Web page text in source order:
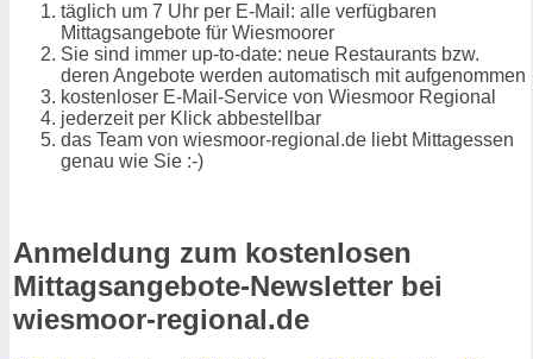
täglich um 7 Uhr per E-Mail: alle verfügbaren
Mittagsangebote für Wiesmoorer
Sie sind immer up-to-date: neue Restaurants bzw.
deren Angebote werden automatisch mit aufgenommen
kostenloser E-Mail-Service von Wiesmoor Regional
jederzeit per Klick abbestellbar
das Team von wiesmoor-regional.de liebt Mittagessen
genau wie Sie :-)
Anmeldung zum kostenlosen
Mittagsangebote-Newsletter bei
wiesmoor-regional.de